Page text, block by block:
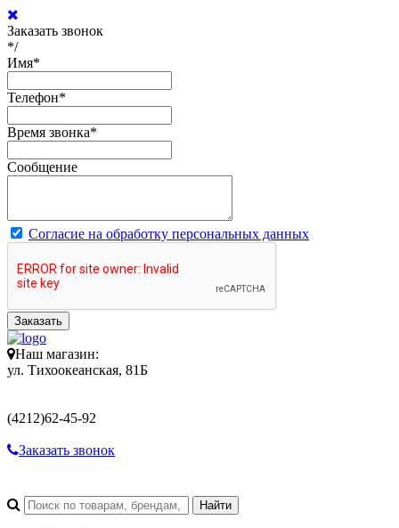
Заказать звонок
*/
Имя*
Телефон*
Время звонка*
Сообщение
Согласие на обработку персональных данных
Заказать
Наш магазин:
ул. Тихоокеанская, 81Б
(4212)62-45-92
Заказать звонок